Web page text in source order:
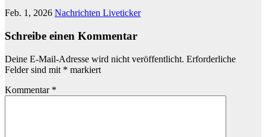
Feb. 1, 2026 Nachrichten Liveticker
Schreibe einen Kommentar
Deine E-Mail-Adresse wird nicht veröffentlicht. Erforderliche
Felder sind mit * markiert
Kommentar *